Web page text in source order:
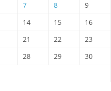
7 8
9
14 15
16
21 22
23
28 29
30